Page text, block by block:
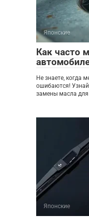
Японские
Как часто
Не знаете, когда
ошибаются!
замены масла для
Японские